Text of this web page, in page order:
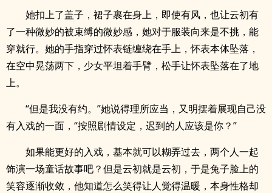
她扣上了盖子，裙子裹在身上，即使有风，也让云初有
了一种微妙的被束缚的微妙感，她对于服装向来是不挑，能
穿就行。她的手指穿过怀表链缠绕在手上，怀表本体坠落，
在空中晃荡两下，少女平坦着手臂，松手让怀表坠落在了地
上。
“但是我没有约。”她说得理所应当，又明摆着展现自己没
有入戏的一面，“按照剧情设定，迟到的人应该是你？”
如果能更好的入戏，基本就可以糊弄过去，两个人一起
饰演一场童话故事吧？但是云初就是云初，于是兔子脸上的
笑容逐渐收敛，他知道怎么笑得让人觉得温暖，本身性格却